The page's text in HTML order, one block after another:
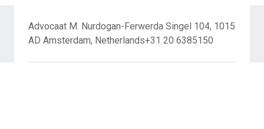
Advocaat M. Nurdogan-Ferwerda Singel 104, 1015
AD Amsterdam, Netherlands+31 20 6385150